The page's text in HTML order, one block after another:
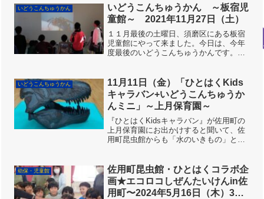
す。まずは上手に採集できるように、ス
タッフでちょうちょのつか...
いどうこんちゅうかん
いどうこんちゅうかん ～板宿児
童館～ 2021年11月27日（土）
１１月最後の土曜日、須磨区にある板宿
児童館にやって来ました。今日は、今年
度最後のいどうこんちゅうかんです。夏
開催となりました。さて、今日はどんな
お友達が遊びに来てくれ...
いどうこんちゅうかん
11月11日（金）「ひとはくKids
キャラバン+いどうこんちゅうか
んミニ」～上月保育園～
『ひとはくKidsキャラバン』が佐用町の
上月保育園にお出かけすると聞いて、佐
用町昆虫館からも「水のいきもの」と
の移動博物館車「ゆめはく」の荷台はあ
っという間に展示室に早...
幼保・児童館
佐用町昆虫館・ひとはくコラボ企
画★エコロコしぜんたいけんin佐
用町〜2024年5月16日（木）3日